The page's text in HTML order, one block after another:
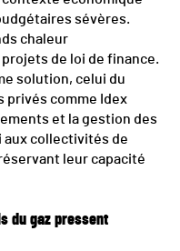
sévères.
chaleur
de loi de finance.
solution, celui du
privés comme Idex
et la gestion des
collectivités de
leur capacité
du gaz pressent